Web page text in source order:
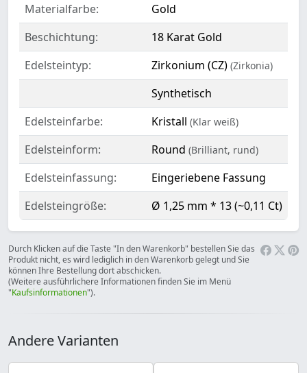
Materialfarbe:
Gold
Beschichtung:
18 Karat Gold
Edelsteintyp:
Zirkonium (CZ) (Zirkonia)
Synthetisch
Edelsteinfarbe:
Kristall (Klar weiß)
Edelsteinform: Round (Brilliant, rund)
Edelsteinfassung:
Eingeriebene Fassung
Edelsteingröße:
Ø 1,25 mm * 13 (~0,11 Ct)
Durch Klicken auf die Taste "In den Warenkorb" bestellen Sie das
Produkt nicht, es wird lediglich in den Warenkorb gelegt und Sie
können Ihre Bestellung dort abschicken.
(Weitere ausführlichere Informationen finden Sie im Menü
"Kaufsinformationen").
Andere Varianten